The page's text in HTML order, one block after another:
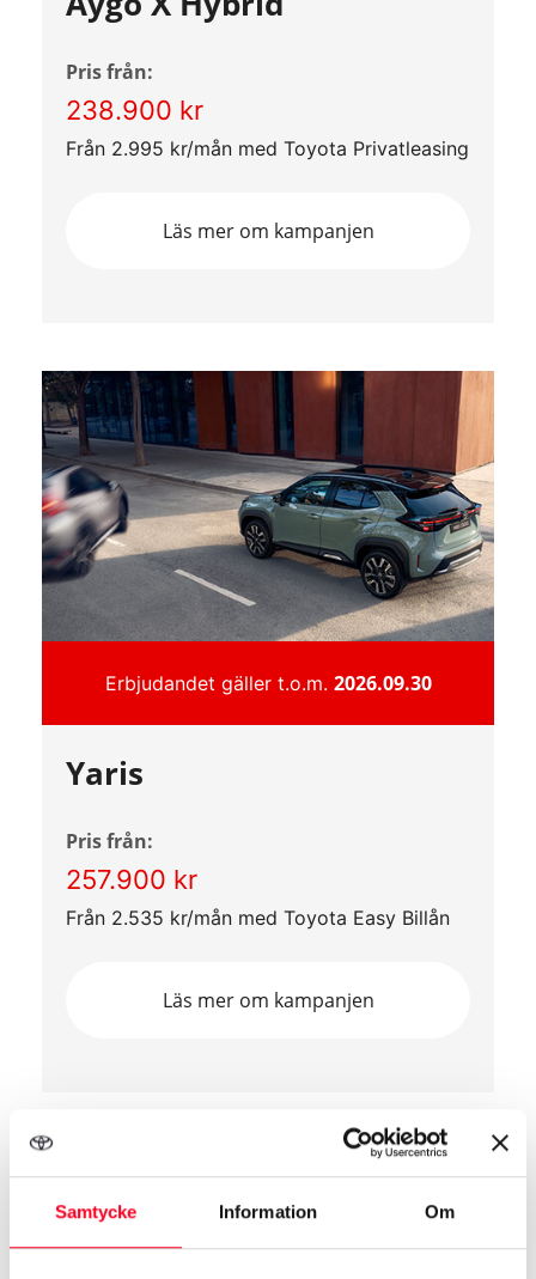
Samtycke Information Om
Pris från:
238.900 kr
Från 2.995 kr/mån med Toyota Privatleasing
Läs mer om kampanjen
Erbjudandet gäller t.o.m. 2026.09.30
Yaris
Pris från:
257.900 kr
Från 2.535 kr/mån med Toyota Easy Billån
Läs mer om kampanjen